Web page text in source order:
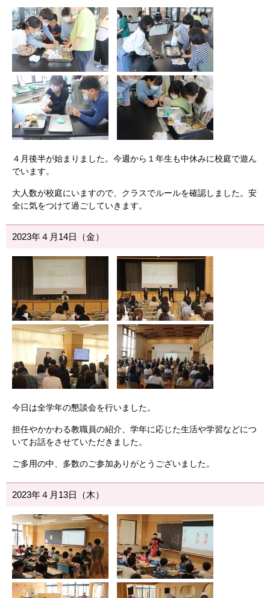
４月後半が始まりました。今週から１年生も中休みに校庭で遊ん
でいます。
大人数が校庭にいますので、クラスでルールを確認しました。安
全に気をつけて過ごしていきます。
2023年４月14日（金）
今日は全学年の懇談会を行いました。
担任やかかわる教職員の紹介、学年に応じた生活や学習などにつ
いてお話をさせていただきました。
ご多用の中、多数のご参加ありがとうございました。
2023年４月13日（木）